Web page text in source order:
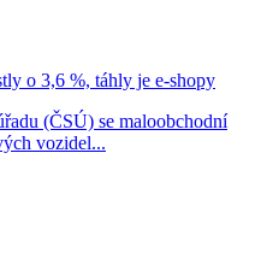
o 3,6 %, táhly je e-shopy
(ČSÚ) se maloobchodní
vozidel...